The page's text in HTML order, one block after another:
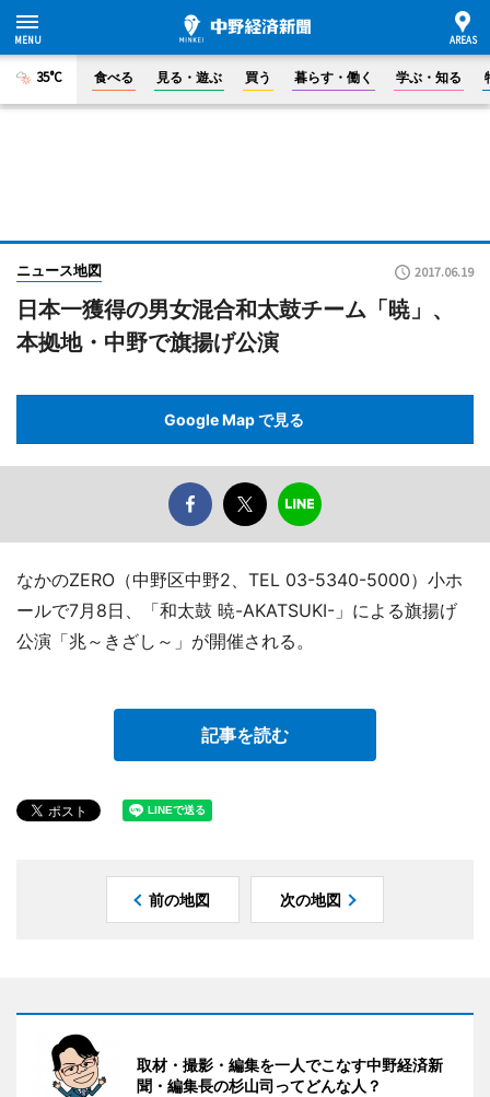
35°C 食べる 見る・遊ぶ 買う 暮らす・働く 学ぶ・知る
ニュース地図 2017.06.19
日本一獲得の男女混合和太鼓チーム「暁」、
本拠地・中野で旗揚げ公演
Google Map で見る
なかのZERO（中野区中野2、TEL 03-5340-5000）小ホ
ールで7月8日、「和太鼓 暁-AKATSUKI-」による旗揚げ
公演「兆～きざし～」が開催される。
記事を読む
前の地図 次の地図
取材・撮影・編集を一人でこなす中野経済新
聞・編集長の杉山司ってどんな人？